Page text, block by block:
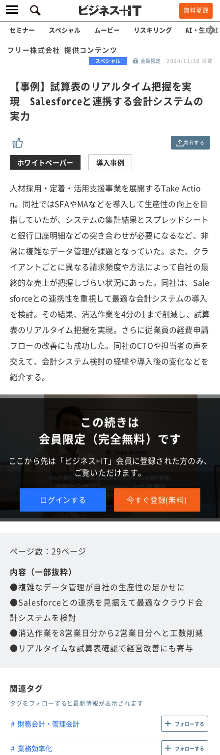
無料登録
セミナー スペシャル ムービー リスキリング AI・生成AI
フリー株式会社 提供コンテンツ
スペシャル 会員限定 2020/11/30 掲載
【事例】試算表のリアルタイム把握を実
現 Salesforceと連携する会計システムの
実力
共有する
ホワイトペーパー 導入事例
人材採用・定着・活用支援事業を展開するTake Actio
n。同社ではSFAやMAなどを導入して生産性の向上を目
指していたが、システムの集計結果とスプレッドシート
と銀行口座明細などの突き合わせが必要になるなど、非
常に複雑なデータ管理が課題となっていた。また、クラ
イアントごとに異なる請求頻度や方法によって自社の最
終的な売上が把握しづらい状況にあった。同社は、Sale
sforceとの連携性を重視して最適な会計システムの導入
を検討。その結果、消込作業を4分の1まで削減し、試算
表のリアルタイム把握を実現。さらに従業員の経費申請
フローの改善にも成功した。同社のCTOや担当者の声を
交えて、会計システム検討の経緯や導入後の変化などを
紹介する。
この続きは
会員限定（完全無料）です
ここから先は「ビジネス+IT」会員に登録された方のみ、
ご覧いただけます。
ログインする 今すぐ登録(無料)
ページ数：29ページ
内容（一部抜粋）
●複雑なデータ管理が自社の生産性の足かせに
●Salesforceとの連携を見据えて最適なクラウド会
計システムを検討
●消込作業を8営業日分から2営業日分へと工数削減
●リアルタイムな試算表確認で経営改善にも寄与
関連タグ
タグをフォローすると最新情報が表示されます
財務会計・管理会計 フォローする
業務効率化 フォローする